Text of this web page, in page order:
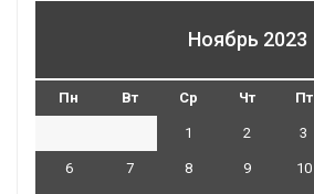
Ноябрь 2023
Пн Вт Ср Чт Пт
1 2 3
6 7 8 9 10